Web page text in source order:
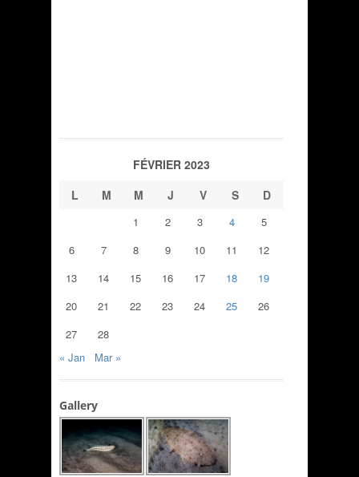
FÉVRIER 2023
L
M M J V S D
1 2 3 4
5
6
7 8 9 10 11
12
13
14 15 16 17 18
19
20
21 22 23 24 25
26
27
28
« Jan
Mar »
Gallery